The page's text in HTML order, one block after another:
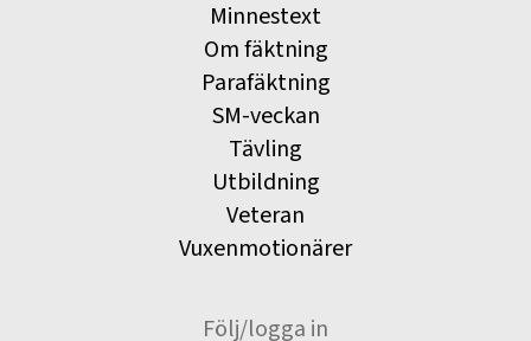
Minnestext
Om fäktning
Parafäktning
SM-veckan
Tävling
Utbildning
Veteran
Vuxenmotionärer
Följ/logga in